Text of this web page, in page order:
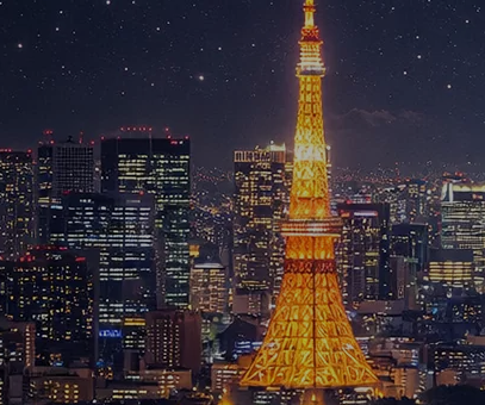
運命予報占いとは あな
記事カテゴリー
ブログ お知
スポーツ 競馬